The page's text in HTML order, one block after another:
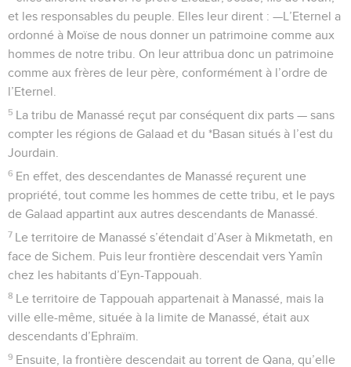
et les responsables du peuple. Elles leur dirent : —L’Eternel a
ordonné à Moïse de nous donner un patrimoine comme aux
hommes de notre tribu. On leur attribua donc un patrimoine
comme aux frères de leur père, conformément à l’ordre de
l’Eternel.
5 La tribu de Manassé reçut par conséquent dix parts — sans
compter les régions de Galaad et du *Basan situés à l’est du
Jourdain.
6 En effet, des descendantes de Manassé reçurent une
propriété, tout comme les hommes de cette tribu, et le pays
de Galaad appartint aux autres descendants de Manassé.
7 Le territoire de Manassé s’étendait d’Aser à Mikmetath, en
face de Sichem. Puis leur frontière descendait vers Yamîn
chez les habitants d’Eyn-Tappouah.
8 Le territoire de Tappouah appartenait à Manassé, mais la
ville elle-même, située à la limite de Manassé, était aux
descendants d’Ephraïm.
9 Ensuite, la frontière descendait au torrent de Qana, qu’elle